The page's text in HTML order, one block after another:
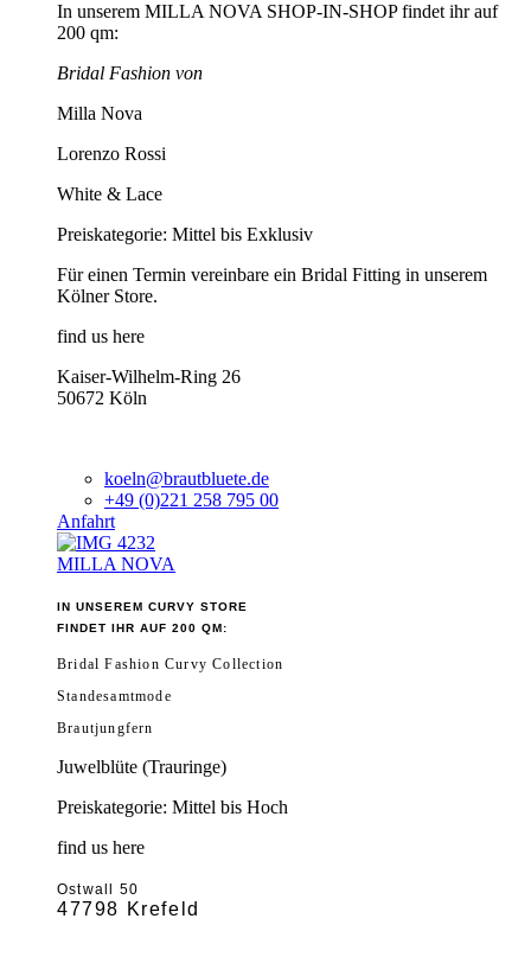
In unserem MILLA NOVA SHOP-IN-SHOP findet ihr auf
200 qm:
Bridal Fashion von
Milla Nova
Lorenzo Rossi
White & Lace
Preiskategorie: Mittel bis Exklusiv
Für einen Termin vereinbare ein Bridal Fitting in unserem
Kölner Store.
find us here
Kaiser-Wilhelm-Ring 26
50672 Köln
koeln@brautbluete.de
+49 (0)221 258 795 00
Anfahrt
MILLA NOVA
IN UNSEREM CURVY STORE
FINDET IHR AUF 200 QM:
Bridal Fashion Curvy Collection
Standesamtmode
Brautjungfern
Juwelblüte (Trauringe)
Preiskategorie: Mittel bis Hoch
find us here
Ostwall 50
47798 Krefeld